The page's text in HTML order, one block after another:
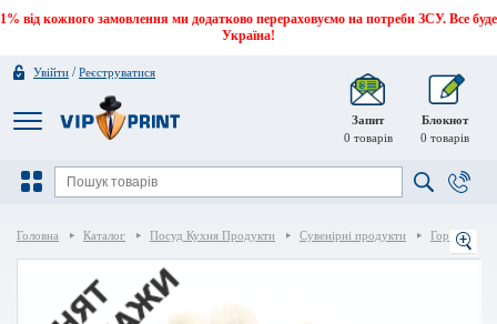
1% від кожного замовлення ми додатково перераховуємо на потреби ЗСУ. Все буде
Україна!
Увійти /Реєструватися
Запит
0 товарів
Блокнот
0 товарів
Головна Каталог Посуд Кухня Продукти Сувенірні продукти Горіхи